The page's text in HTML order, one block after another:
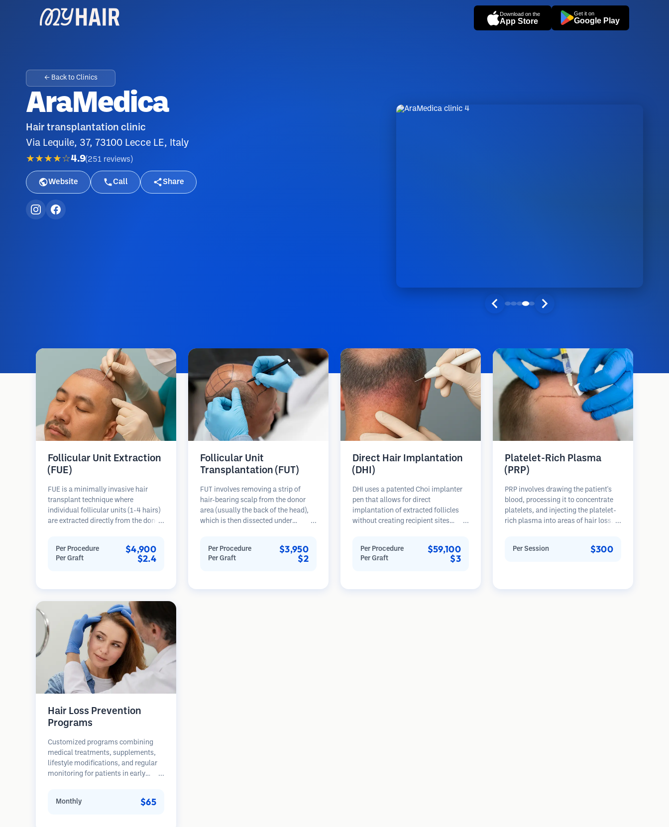
Download on the
App Store
Get it on
Google Play
← Back to Clinics
AraMedica
Hair transplantation clinic
Via Lequile, 37, 73100 Lecce LE, Italy
★★★★☆4.9(251 reviews )
Website Call Share
Follicular Unit Extraction
(FUE)
FUE is a minimally invasive hair
transplant technique where
individual follicular units (1-4 hairs)
are extracted directly from the donor
implanted into recipient sites in
balding areas. This method leaves
Per Procedure $4,900
Per Graft $2.4
Follicular Unit
Transplantation (FUT)
FUT involves removing a strip of
hair-bearing scalp from the donor
area (usually the back of the head),
which is then dissected under
transplanted into the recipient area.
This method typically yields more
Per Procedure $3,950
Per Graft $2
Direct Hair Implantation
(DHI)
DHI uses a patented Choi implanter
pen that allows for direct
implantation of extracted follicles
without creating recipient sites
direction, and angle of implanted
hairs, potentially offering denser
Per Procedure $59,100
Per Graft $3
Platelet-Rich Plasma
(PRP)
PRP involves drawing the patient's
blood, processing it to concentrate
platelets, and injecting the platelet-
rich plasma into areas of hair loss.
hair thickness, and slow hair loss
Per Session $300
Hair Loss Prevention
Programs
Customized programs combining
medical treatments, supplements,
lifestyle modifications, and regular
monitoring for patients in early
Monthly
$65